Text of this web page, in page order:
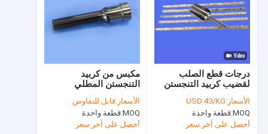
المنزل
أشرطة فيديو
حولنا
جولة في المصنع
مكبس من كربيد
التنجستن المطلي
بالتيتانيوم غير القياسي
مع مقاومة عالية للتآكل
وتفاوت مخصص
الأسعار:قابل للتفاوض
MOQ: قطعة واحدة
أحصل على آخر سعر
درجات قطع الصلب
لقضيب كربيد التنجستن
المركب لقطع صناعة
النفط
الأسعار:USD 43/KG
MOQ: قطعة واحدة
أحصل على آخر سعر